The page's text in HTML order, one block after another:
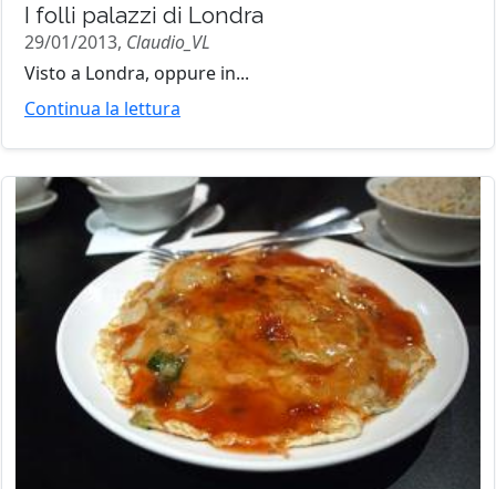
I folli palazzi di Londra
29/01/2013, Claudio_VL
Visto a Londra, oppure in...
Continua la lettura